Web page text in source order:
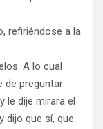
refiriéndose a la
A lo cual
de preguntar
le dije mirara el
dijo que sí, que